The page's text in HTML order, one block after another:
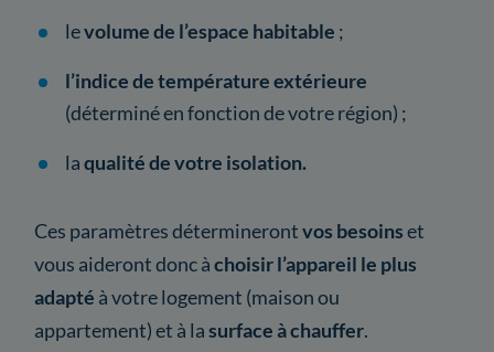
levolume de l’espace habitable ;
l’indice de température extérieure
(déterminé en fonction de votre région) ;
laqualité de votre isolation.
Ces paramètres déterminerontvos besoinset
vous aideront donc àchoisir l’appareil le plus
adapté à votre logement (maison ou
appartement) et à lasurface à chauffer.